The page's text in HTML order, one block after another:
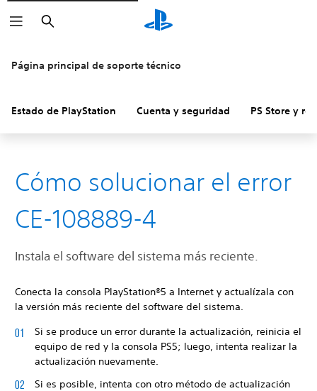
Buscar
Página principal de soporte técnico
Estado de PlayStation Cuenta y seguridad PS Store y
Cómo solucionar el error
CE-108889-4
Instala el software del sistema más reciente.
Conecta la consola PlayStation®5 a Internet y actualízala con
la versión más reciente del software del sistema.
Si se produce un error durante la actualización, reinicia el
equipo de red y la consola PS5; luego, intenta realizar la
actualización nuevamente.
Si es posible, intenta con otro método de actualización